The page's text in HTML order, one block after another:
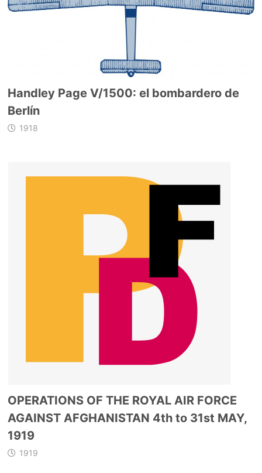
Handley Page V/1500: el bombardero de
Berlín
1918
OPERATIONS OF THE ROYAL AIR FORCE
AGAINST AFGHANISTAN 4th to 31st MAY,
1919
1919